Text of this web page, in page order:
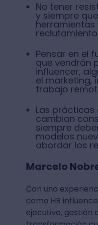
No tener
y siempre
Pensar en el
que vendrán
influencer,
el marketing,
trabajo
Las
cambian
siempre
modelos
abordar los
Marcelo
Con una
como HR
ejecutivo, gestión